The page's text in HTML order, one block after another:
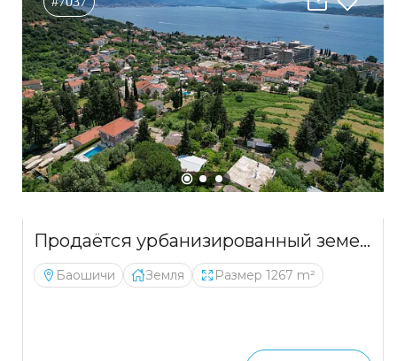
Продаётся урбанизированный земельный участок общей площадью 1 267 м²
Баошичи Земля Размер 1267 m²